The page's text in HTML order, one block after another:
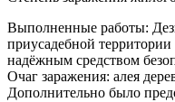
Выполненные работы:
приусадебной территории
надёжным средством
Очаг заражения: алея
Дополнительно было